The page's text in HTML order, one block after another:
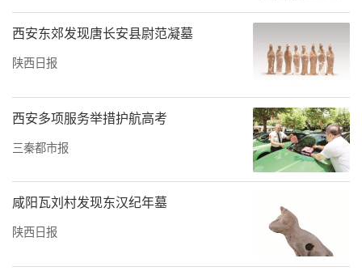
法。
“教练带给我的远不止技术。还有对自己行为
的要求。”李雅泽记得，备战淘汰赛那天雨特
别大，她浑身湿透，鞋子也灌满了水，整个人
又冷又累——“我实在不想练了。但教练问
我：‘如果比赛那天下雨，那你也不骑了吗？
我就坚持下去了。”在湿漉漉的跑道上，她完
成了当日的训练。“一旦你选择了这条路，这
些随时可能遇到的阻碍也会成为你的常态，我
是做好了这样准备的。”
西安东郊发现唐长安县尉范凝墓
陕西日报
西安多项服务举措护航高考
三秦都市报
咸阳瓦刘村发现东汉纪年墓
陕西日报